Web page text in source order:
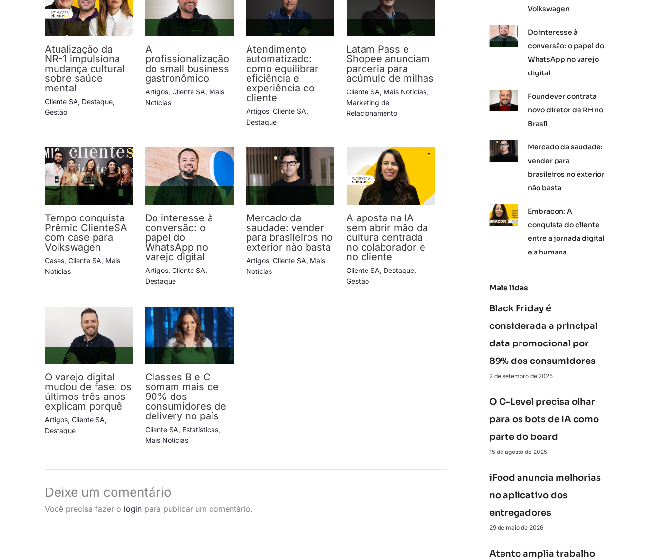
Atualização da
NR-1 impulsiona
mudança cultural
sobre saúde
mental
Cliente SA, Destaque,
Gestão
A
profissionalização
do small business
gastronômico
Artigos,Cliente SA, Mais
Notícias
Atendimento
automatizado:
como equilibrar
eficiência e
experiência do
cliente
Artigos, Cliente SA,
Destaque
Latam Pass e
Shopee anunciam
parceria para
acúmulo de milhas
Cliente SA, Mais Notícias,
Marketing de
Relacionamento
Tempo conquista
Prêmio ClienteSA
com case para
Volkswagen
Cases, Cliente SA, Mais
Notícias
Do interesse à
conversão: o
papel do
WhatsApp no
varejo digital
Artigos,Cliente SA,
Destaque
Mercado da
saudade: vender
para brasileiros no
exterior não basta
Artigos, Cliente SA, Mais
Notícias
A aposta na IA
sem abrir mão da
cultura centrada
no colaborador e
no cliente
Cliente SA, Destaque,
Gestão
O varejo digital
mudou de fase: os
últimos três anos
explicam porquê
Artigos, Cliente SA,
Destaque
Classes B e C
somam mais de
90% dos
consumidores de
delivery no país
Cliente SA, Estatísticas,
Mais Notícias
Deixe um comentário
Você precisa fazer o login para publicar um comentário.
Volkswagen
Do interesse à
conversão: o papel do
WhatsApp no varejo
digital
Foundever contrata
novo diretor de RH no
Brasil
Mercado da saudade:
vender para
brasileiros no exterior
não basta
Embracon: A
conquista do cliente
entre a jornada digital
e a humana
Mais lidas
Black Friday é
considerada a principal
data promocional por
89% dos consumidores
2 de setembro de 2025
O C-Level precisa olhar
para os bots de IA como
parte do board
15 de agosto de 2025
iFood anuncia melhorias
no aplicativo dos
entregadores
29 de maio de 2026
Atento amplia trabalho